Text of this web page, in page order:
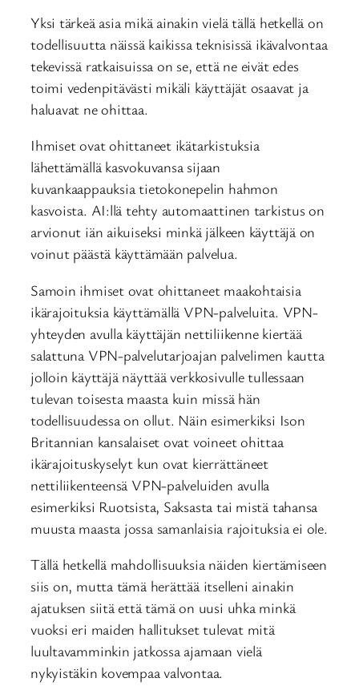
Yksi tärkeä asia mikä ainakin vielä tällä hetkellä on
todellisuutta näissä kaikissa teknisissä ikävalvontaa
tekevissä ratkaisuissa on se, että ne eivät edes
toimi vedenpitävästi mikäli käyttäjät osaavat ja
haluavat ne ohittaa.
Ihmiset ovat ohittaneet ikätarkistuksia
lähettämällä kasvokuvansa sijaan
kuvankaappauksia tietokonepelin hahmon
kasvoista. AI:llä tehty automaattinen tarkistus on
arvionut iän aikuiseksi minkä jälkeen käyttäjä on
voinut päästä käyttämään palvelua.
Samoin ihmiset ovat ohittaneet maakohtaisia
ikärajoituksia käyttämällä VPN-palveluita. VPN-
yhteyden avulla käyttäjän nettiliikenne kiertää
salattuna VPN-palvelutarjoajan palvelimen kautta
jolloin käyttäjä näyttää verkkosivulle tullessaan
tulevan toisesta maasta kuin missä hän
todellisuudessa on ollut. Näin esimerkiksi Ison
Britannian kansalaiset ovat voineet ohittaa
ikärajoituskyselyt kun ovat kierrättäneet
nettiliikenteensä VPN-palveluiden avulla
esimerkiksi Ruotsista, Saksasta tai mistä tahansa
muusta maasta jossa samanlaisia rajoituksia ei ole.
Tällä hetkellä mahdollisuuksia näiden kiertämiseen
siis on, mutta tämä herättää itselleni ainakin
ajatuksen siitä että tämä on uusi uhka minkä
vuoksi eri maiden hallitukset tulevat mitä
luultavamminkin jatkossa ajamaan vielä
nykyistäkin kovempaa valvontaa.